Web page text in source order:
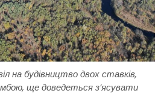
на будівництво двох ставків,
ще доведеться з’ясувати